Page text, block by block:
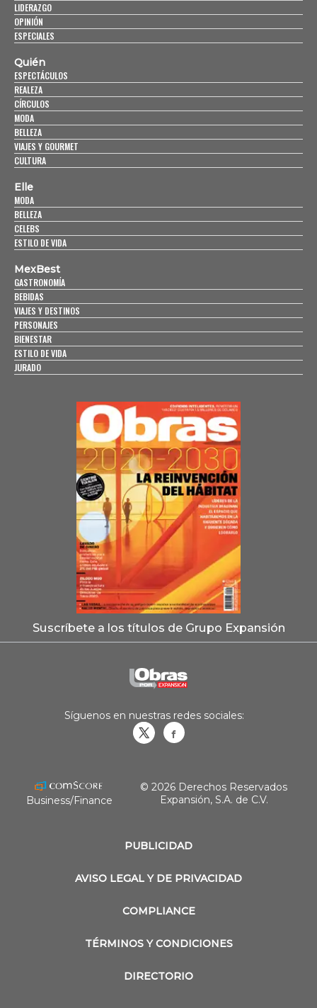
LIDERAZGO
OPINIÓN
ESPECIALES
Quién
ESPECTÁCULOS
REALEZA
CÍRCULOS
MODA
BELLEZA
VIAJES Y GOURMET
CULTURA
Elle
MODA
BELLEZA
CELEBS
ESTILO DE VIDA
MexBest
GASTRONOMÍA
BEBIDAS
VIAJES Y DESTINOS
PERSONAJES
BIENESTAR
ESTILO DE VIDA
JURADO
Suscríbete a los títulos de Grupo Expansión
PUBLICIDAD
AVISO LEGAL Y DE PRIVACIDAD
COMPLIANCE
TÉRMINOS Y CONDICIONES
DIRECTORIO
Síguenos en nuestras redes sociales:
Business/Finance
© 2026 Derechos Reservados
Expansión, S.A. de C.V.